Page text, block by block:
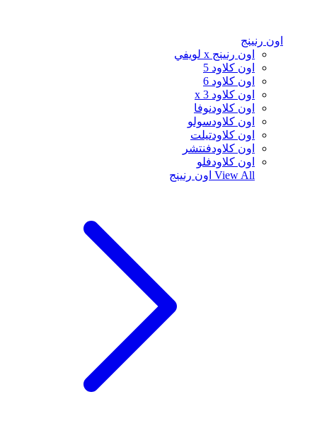
اون رنينج
اون رنينج x لويفي
اون كلاود 5
اون كلاود 6
اون كلاود x 3
اون كلاودنوفا
اون كلاودسولو
اون كلاودتيلت
اون كلاودفنتشر
اون كلاودفلو
View All اون رنينج